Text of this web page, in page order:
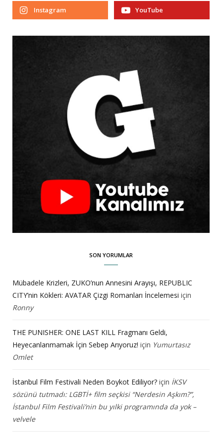
Instagram YouTube
SON YORUMLAR
Mübadele Krizleri, ZUKO’nun Annesini Arayışı, REPUBLIC
CITY’nin Kökleri: AVATAR Çizgi Romanları İncelemesi için
Ronny
THE PUNISHER: ONE LAST KILL Fragmanı Geldi,
Heyecanlanmamak İçin Sebep Arıyoruz! için Yumurtasız
Omlet
İstanbul Film Festivali Neden Boykot Ediliyor? için İKSV
sözünü tutmadı: LGBTİ+ film seçkisi “Nerdesin Aşkım?”,
İstanbul Film Festivali’nin bu yılki programında da yok –
velvele